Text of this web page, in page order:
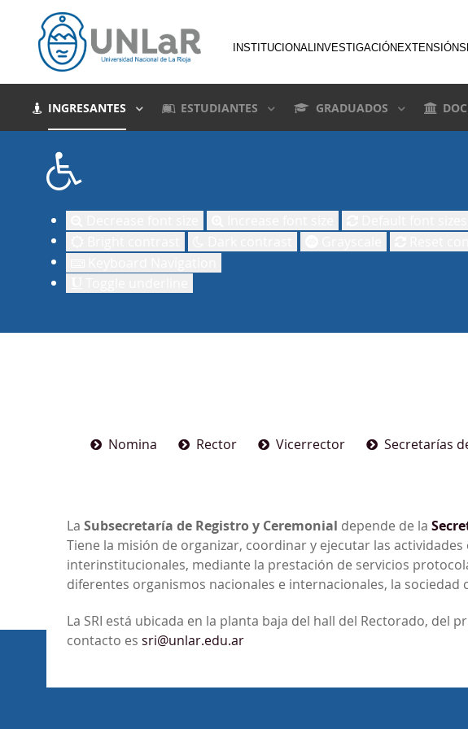
INSTITUCIONAL INVESTIGACIÓN EXTENSIÓN
INGRESANTES ESTUDIANTES GRADUADOS
Nomina Rector Vicerrector Secretarías
La Subsecretaría de Registro y Ceremonial depende de la
Tiene la misión de organizar, coordinar y ejecutar las
interinstitucionales, mediante la prestación de servicios
diferentes organismos nacionales e internacionales, la sociedad
La SRI está ubicada en la planta baja del hall del Rectorado, del
contacto es sri@unlar.edu.ar